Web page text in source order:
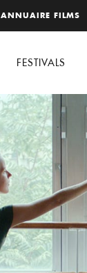
ANNUAIRE FILMS
FESTIVALS